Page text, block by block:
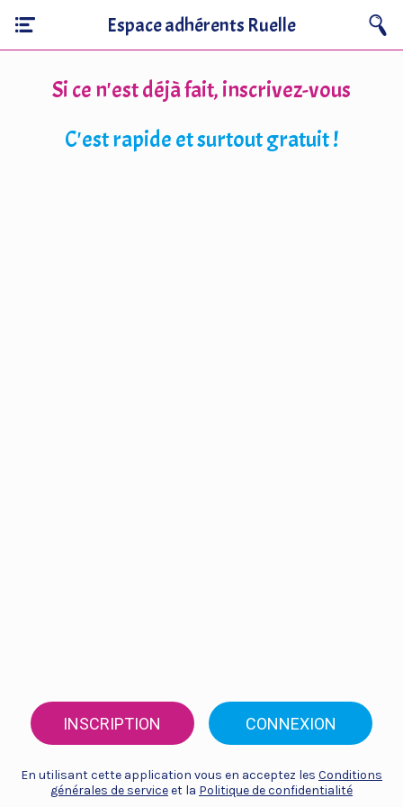
Espace adhérents Ruelle
Si ce n'est déjà fait, inscrivez-vous
C'est rapide et surtout gratuit !
INSCRIPTION CONNEXION
En utilisant cette application vous en acceptez les Conditions
générales de serviceet la Politique de confidentialité